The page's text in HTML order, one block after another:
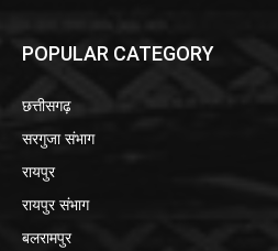
POPULAR CATEGORY
छत्तीसगढ़
सरगुजा संभाग
रायपुर
रायपुर संभाग
बलरामपुर